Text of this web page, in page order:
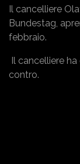
Il cancelliere
Bundestag,
febbraio.
Il cancelliere
contro.